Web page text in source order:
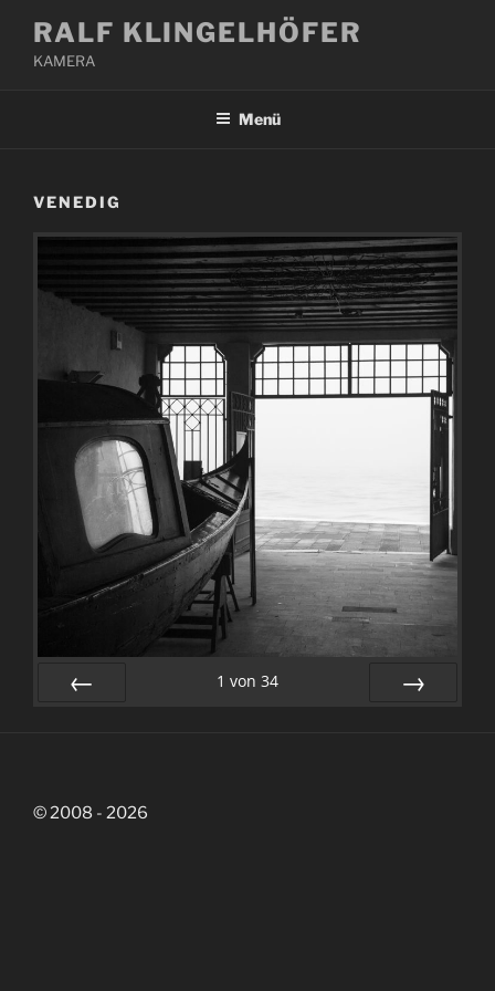
Inhalt
springen
RALF KLINGELHÖFER
KAMERA
Menü
VENEDIG
1 von 34
© 2008 - 2026